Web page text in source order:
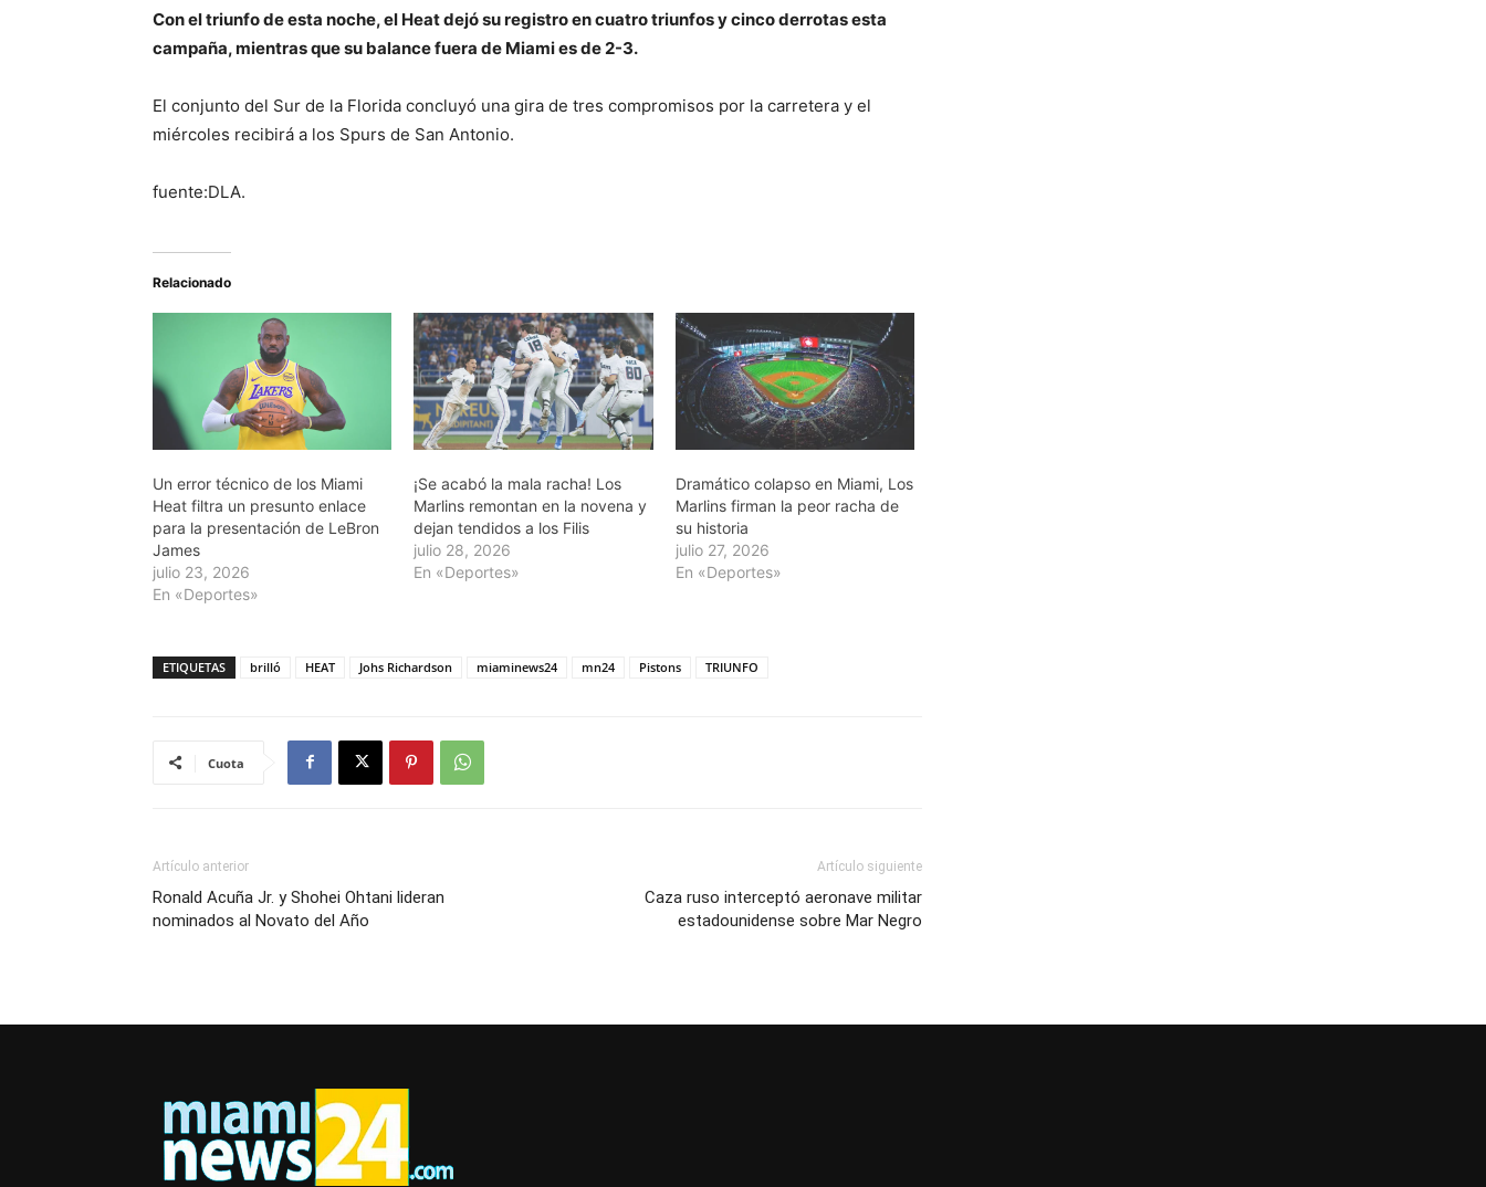
Con el triunfo de esta noche, el Heat dejó su registro en cuatro triunfos y cinco derrotas esta
campaña, mientras que su balance fuera de Miami es de 2-3.
El conjunto del Sur de la Florida concluyó una gira de tres compromisos por la carretera y el
miércoles recibirá a los Spurs de San Antonio.
fuente:DLA.
Relacionado
Un error técnico de los Miami
Heat filtra un presunto enlace
para la presentación de LeBron
James
julio 23, 2026
En «Deportes»
¡Se acabó la mala racha! Los
Marlins remontan en la novena y
dejan tendidos a los Filis
julio 28, 2026
En «Deportes»
Dramático colapso en Miami, Los
Marlins firman la peor racha de
su historia
julio 27, 2026
En «Deportes»
ETIQUETAS brilló HEAT Johs Richardson miaminews24 mn24 Pistons TRIUNFO
Cuota
Artículo anterior
Ronald Acuña Jr. y Shohei Ohtani lideran
nominados al Novato del Año
Artículo siguiente
Caza ruso interceptó aeronave militar
estadounidense sobre Mar Negro